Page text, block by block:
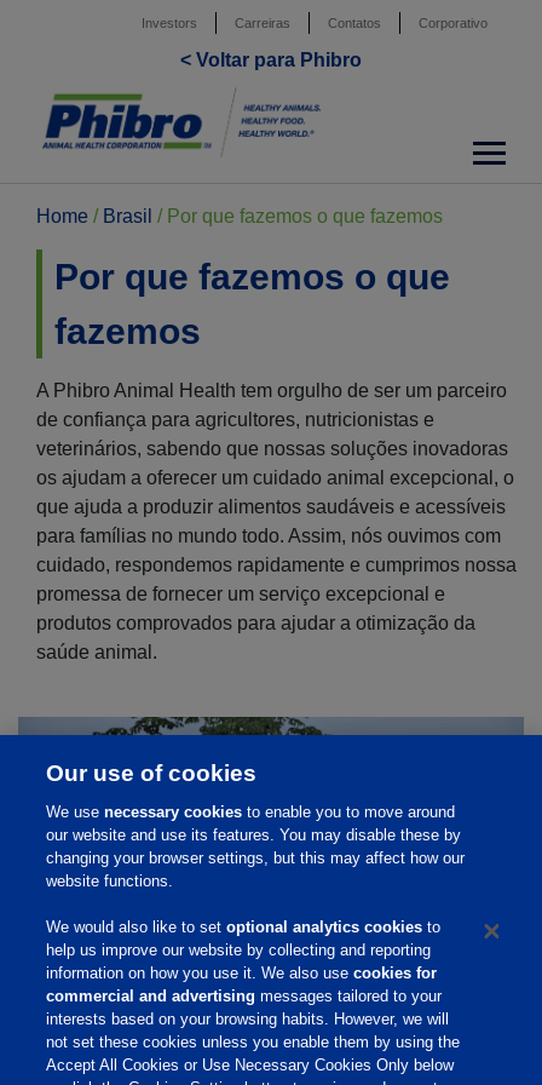
Investors Carreiras Contatos Corporativo
< Voltar para Phibro
Home / Brasil / Por que fazemos o que fazemos
Por que fazemos o que
fazemos
A Phibro Animal Health tem orgulho de ser um parceiro
de confiança para agricultores, nutricionistas e
veterinários, sabendo que nossas soluções inovadoras
os ajudam a oferecer um cuidado animal excepcional, o
que ajuda a produzir alimentos saudáveis e acessíveis
para famílias no mundo todo. Assim, nós ouvimos com
cuidado, respondemos rapidamente e cumprimos nossa
promessa de fornecer um serviço excepcional e
produtos comprovados para ajudar a otimização da
saúde animal.
Our use of cookies
We usenecessary cookies to enable you to move around
our website and use its features. You may disable these by
changing your browser settings, but this may affect how our
website functions.
We would also like to setoptional analytics cookies to
help us improve our website by collecting and reporting
information on how you use it. We also usecookies for
commercial and advertising messages tailored to your
interests based on your browsing habits. However, we will
not set these cookies unless you enable them by using the
Accept All Cookies or Use Necessary Cookies Only below